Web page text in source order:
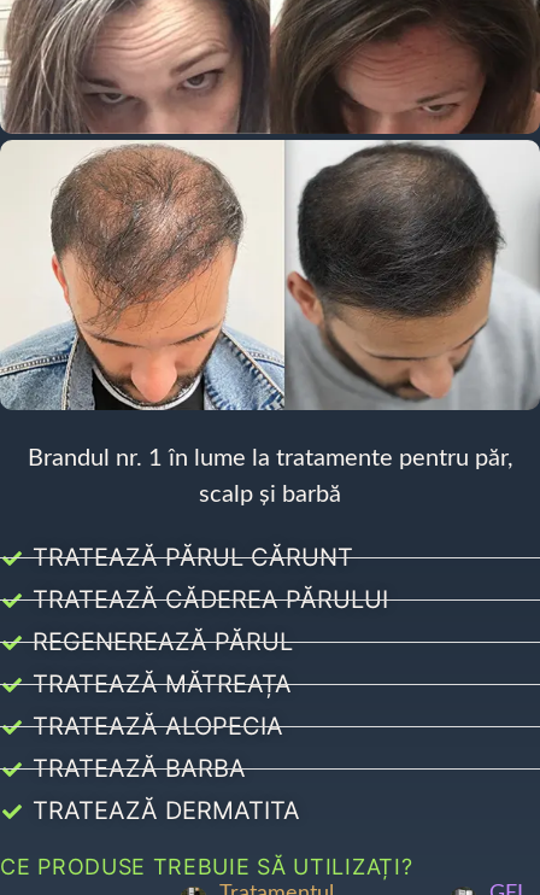
Brandul nr. 1 în lume la tratamente pentru păr,
scalp și barbă
TRATEAZĂ PĂRUL CĂRUNT
TRATEAZĂ CĂDEREA PĂRULUI
REGENEREAZĂ PĂRUL
TRATEAZĂ MĂTREAȚA
TRATEAZĂ ALOPECIA
TRATEAZĂ BARBA
TRATEAZĂ DERMATITA
CE PRODUSE TREBUIE SĂ UTILIZAȚI?